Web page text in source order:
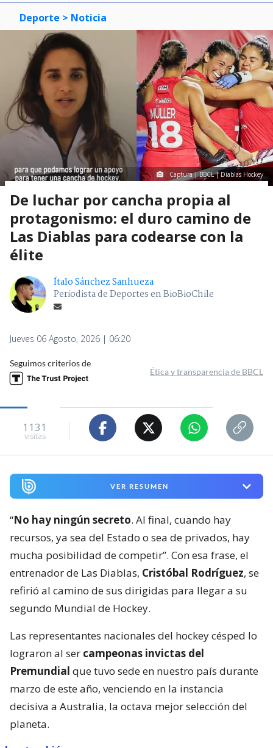
Deporte > Noticia
Captura | BBCL | Diablas Hockey
De luchar por cancha propia al
protagonismo: el duro camino de
Las Diablas para codearse con la
élite
Ítalo Sánchez Sanhueza
Periodista de Deportes en BioBioChile
Jueves 06 Agosto, 2026 | 06:20
Seguimos criterios de
Ética y transparencia de BBCL
1131
visitas
VER RESUMEN
“No hay ningún secreto. Al final, cuando hay
recursos, ya sea del Estado o sea de privados, hay
mucha posibilidad de competir”. Con esa frase, el
entrenador de Las Diablas, Cristóbal Rodríguez, se
refirió al camino de sus dirigidas para llegar a su
segundo Mundial de Hockey.
Las representantes nacionales del hockey césped lo
lograron al ser campeonas invictas del
Premundial que tuvo sede en nuestro país durante
marzo de este año, venciendo en la instancia
decisiva a Australia, la octava mejor selección del
planeta.